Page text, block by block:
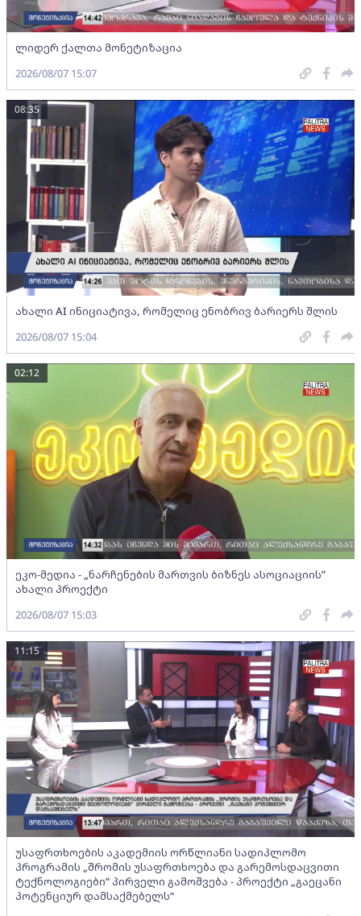
ლიდერ ქალთა მონეტიზაცია
2026/08/07 15:07
ახალი AI ინიციატივა, რომელიც ენობრივ ბარიერს შლის
08:35
2026/08/07 15:04
ეკო-მედია - „ნარჩენების მართვის ბიზნეს ასოციაციის”
ახალი პროექტი
02:12
2026/08/07 15:03
უსაფრთხოების აკადემიის ორწლიანი სადიპლომო
პროგრამის „შრომის უსაფრთხოება და გარემოსდაცვითი
ტექნოლოგიები“ პირველი გამოშვება - პროექტი „გაეცანი
პოტენციურ დამსაქმებელს“
11:15